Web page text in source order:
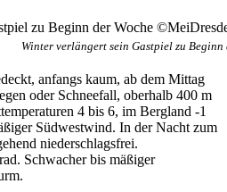
Winter verlängert sein Gastpiel zu
anfangs kaum, ab dem Mittag
oder Schneefall, oberhalb 400 m
4 bis 6, im Bergland -1
Südwestwind. In der Nacht zum
niederschlagsfrei.
Schwacher bis mäßiger